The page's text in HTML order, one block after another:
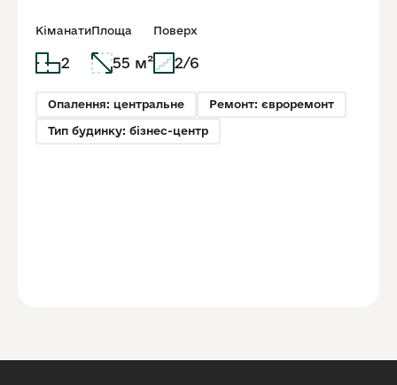
Кіманати
2
Площа
55 м²
Поверх
2/6
Опалення: центральне Ремонт: євроремонт
Тип будинку: бізнес-центр